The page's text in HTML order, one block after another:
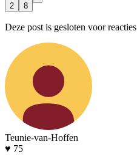
2 8
Deze post is gesloten voor reacties
Teunie-van-Hoffen
♥ 75